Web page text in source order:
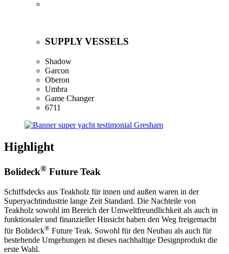
SUPPLY VESSELS
Shadow
Garcon
Oberon
Umbra
Game Changer
6711
Highlight
Bolideck® Future Teak
Schiffsdecks aus Teakholz für innen und außen waren in der
Superyachtindustrie lange Zeit Standard. Die Nachteile von
Teakholz sowohl im Bereich der Umweltfreundlichkeit als auch in
funktionaler und finanzieller Hinsicht haben den Weg freigemacht
für Bolideck® Future Teak. Sowohl für den Neubau als auch für
bestehende Umgebungen ist dieses nachhaltige Designprodukt die
erste Wahl.